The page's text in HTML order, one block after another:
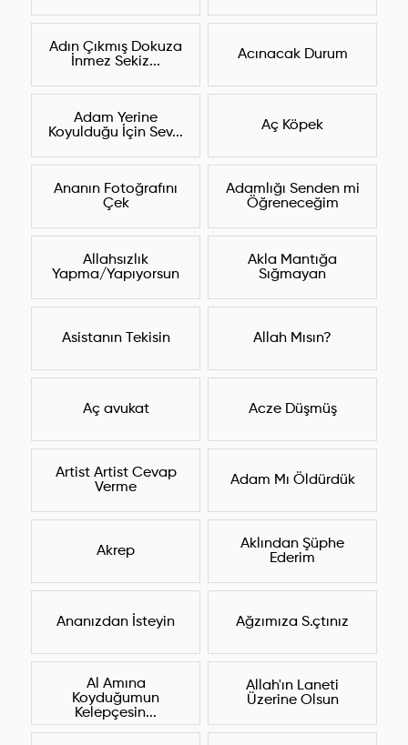
Adın Çıkmış Dokuza
İnmez Sekiz...
Acınacak Durum
Adam Yerine
Koyulduğu İçin Sev...
Aç Köpek
Ananın Fotoğrafını
Çek
Adamlığı Senden mi
Öğreneceğim
Allahsızlık
Yapma/Yapıyorsun
Akla Mantığa
Sığmayan
Asistanın Tekisin Allah Mısın?
Aç avukat Acze Düşmüş
Artist Artist Cevap
Verme
Adam Mı Öldürdük
Akrep
Aklından Şüphe
Ederim
Ananızdan İsteyin Ağzımıza S.çtınız
Al Amına
Koyduğumun
Kelepçesin...
Allah'ın Laneti
Üzerine Olsun